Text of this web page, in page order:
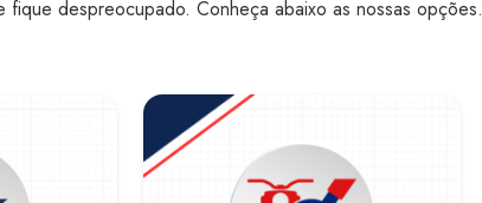
fique despreocupado. Conheça abaixo as nossas opções.